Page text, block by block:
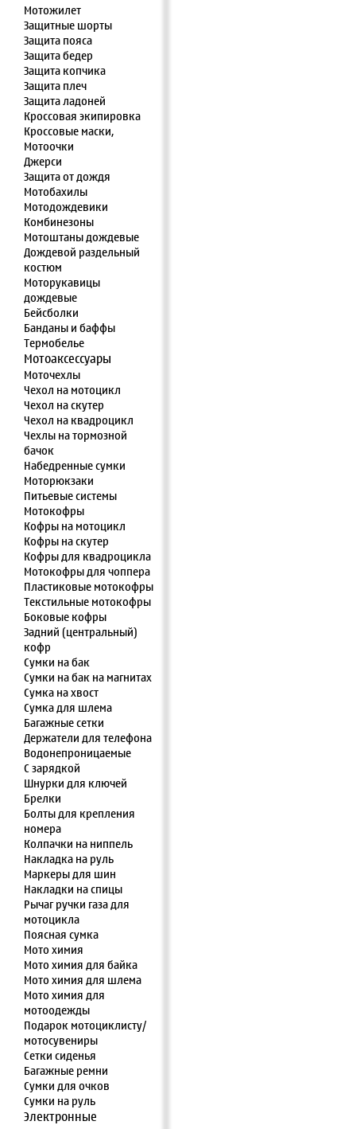
Мотожилет
Защитные шорты
Защита пояса
Защита бедер
Защита копчика
Защита плеч
Защита ладоней
Кроссовая экипировка
Кроссовые маски,
Мотоочки
Джерси
Защита от дождя
Мотобахилы
Мотодождевики
Комбинезоны
Мотоштаны дождевые
Дождевой раздельный
костюм
Моторукавицы
дождевые
Бейсболки
Банданы и баффы
Термобелье
Мотоаксессуары
Моточехлы
Чехол на мотоцикл
Чехол на скутер
Чехол на квадроцикл
Чехлы на тормозной
бачок
Набедренные сумки
Моторюкзаки
Питьевые системы
Мотокофры
Кофры на мотоцикл
Кофры на скутер
Кофры для квадроцикла
Мотокофры для чоппера
Пластиковые мотокофры
Текстильные мотокофры
Боковые кофры
Задний (центральный)
кофр
Сумки на бак
Сумки на бак на магнитах
Сумка на хвост
Сумка для шлема
Багажные сетки
Держатели для телефона
Водонепроницаемые
С зарядкой
Шнурки для ключей
Брелки
Болты для крепления
номера
Колпачки на ниппель
Накладка на руль
Маркеры для шин
Накладки на спицы
Рычаг ручки газа для
мотоцикла
Поясная сумка
Мото химия
Мото химия для байка
Мото химия для шлема
Мото химия для
мотоодежды
Подарок мотоциклисту/
мотосувениры
Сетки сиденья
Багажные ремни
Сумки для очков
Сумки на руль
Электронные